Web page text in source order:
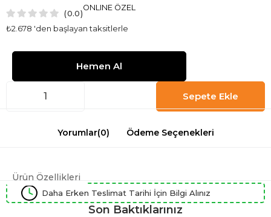
0.0
₺2.678 'den başlayan taksitlerle
ONLINE ÖZEL
Yorumlar(0) Ödeme Seçenekleri
Ürün Özellikleri
Daha Erken Teslimat Tarihi İçin Bilgi Alınız
Son Baktıklarınız